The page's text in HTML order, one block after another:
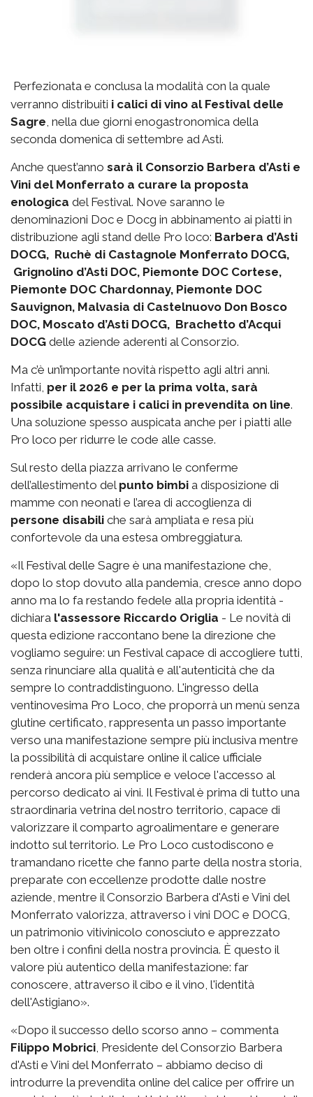
Perfezionata e conclusa la modalità con la quale
verranno distribuiti i calici di vino al Festival delle
Sagre , nella due giorni enogastronomica della
seconda domenica di settembre ad Asti.
Anche quest’anno sarà il Consorzio Barbera d’Asti e
Vini del Monferrato a curare la proposta
enologica del Festival. Nove saranno le
denominazioni Doc e Docg in abbinamento ai piatti in
distribuzione agli stand delle Pro loco: Barbera d’Asti
DOCG, Ruchè di Castagnole Monferrato DOCG,
Grignolino d’Asti DOC, Piemonte DOC Cortese,
Piemonte DOC Chardonnay, Piemonte DOC
Sauvignon, Malvasia di Castelnuovo Don Bosco
DOC, Moscato d’Asti DOCG, Brachetto d’Acqui
DOCG delle aziende aderenti al Consorzio.
Ma c’è un’importante novità rispetto agli altri anni.
Infatti, per il 2026 e per la prima volta, sarà
possibile acquistare i calici in prevendita on line.
Una soluzione spesso auspicata anche per i piatti alle
Pro loco per ridurre le code alle casse.
Sul resto della piazza arrivano le conferme
dell’allestimento del punto bimbi a disposizione di
mamme con neonati e l’area di accoglienza di
persone disabili che sarà ampliata e resa più
confortevole da una estesa ombreggiatura.
«Il Festival delle Sagre è una manifestazione che,
dopo lo stop dovuto alla pandemia, cresce anno dopo
anno ma lo fa restando fedele alla propria identità -
dichiara l'assessore Riccardo Origlia - Le novità di
questa edizione raccontano bene la direzione che
vogliamo seguire: un Festival capace di accogliere tutti,
senza rinunciare alla qualità e all'autenticità che da
sempre lo contraddistinguono. L'ingresso della
ventinovesima Pro Loco, che proporrà un menù senza
glutine certificato, rappresenta un passo importante
verso una manifestazione sempre più inclusiva mentre
la possibilità di acquistare online il calice ufficiale
renderà ancora più semplice e veloce l'accesso al
percorso dedicato ai vini. Il Festival è prima di tutto una
straordinaria vetrina del nostro territorio, capace di
valorizzare il comparto agroalimentare e generare
indotto sul territorio. Le Pro Loco custodiscono e
tramandano ricette che fanno parte della nostra storia,
preparate con eccellenze prodotte dalle nostre
aziende, mentre il Consorzio Barbera d'Asti e Vini del
Monferrato valorizza, attraverso i vini DOC e DOCG,
un patrimonio vitivinicolo conosciuto e apprezzato
ben oltre i confini della nostra provincia. È questo il
valore più autentico della manifestazione: far
conoscere, attraverso il cibo e il vino, l'identità
dell'Astigiano».
«Dopo il successo dello scorso anno – commenta
Filippo Mobrici , Presidente del Consorzio Barbera
d'Asti e Vini del Monferrato – abbiamo deciso di
introdurre la prevendita online del calice per offrire un